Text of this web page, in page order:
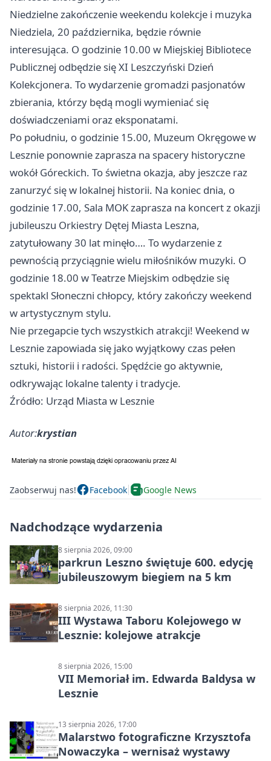
Niedzielne zakończenie weekendu kolekcje i muzyka
Niedziela, 20 października, będzie równie
interesująca. O godzinie 10.00 w Miejskiej Bibliotece
Publicznej odbędzie się XI Leszczyński Dzień
Kolekcjonera. To wydarzenie gromadzi pasjonatów
zbierania, którzy będą mogli wymieniać się
doświadczeniami oraz eksponatami.
Po południu, o godzinie 15.00, Muzeum Okręgowe w
Lesznie ponownie zaprasza na spacery historyczne
wokół Góreckich. To świetna okazja, aby jeszcze raz
zanurzyć się w lokalnej historii. Na koniec dnia, o
godzinie 17.00, Sala MOK zaprasza na koncert z okazji
jubileuszu Orkiestry Dętej Miasta Leszna,
zatytułowany 30 lat minęło…. To wydarzenie z
pewnością przyciągnie wielu miłośników muzyki. O
godzinie 18.00 w Teatrze Miejskim odbędzie się
spektakl Słoneczni chłopcy, który zakończy weekend
w artystycznym stylu.
Nie przegapcie tych wszystkich atrakcji! Weekend w
Lesznie zapowiada się jako wyjątkowy czas pełen
sztuki, historii i radości. Spędźcie go aktywnie,
odkrywając lokalne talenty i tradycje.
Źródło: Urząd Miasta w Lesznie
Autor:krystian
Zaobserwuj nas! Facebook Google News
Nadchodzące wydarzenia
8 sierpnia 2026, 09:00
parkrun Leszno świętuje 600. edycję
jubileuszowym biegiem na 5 km
8 sierpnia 2026, 11:30
III Wystawa Taboru Kolejowego w
Lesznie: kolejowe atrakcje
8 sierpnia 2026, 15:00
VII Memoriał im. Edwarda Baldysa w
Lesznie
13 sierpnia 2026, 17:00
Malarstwo fotograficzne Krzysztofa
Nowaczyka – wernisaż wystawy